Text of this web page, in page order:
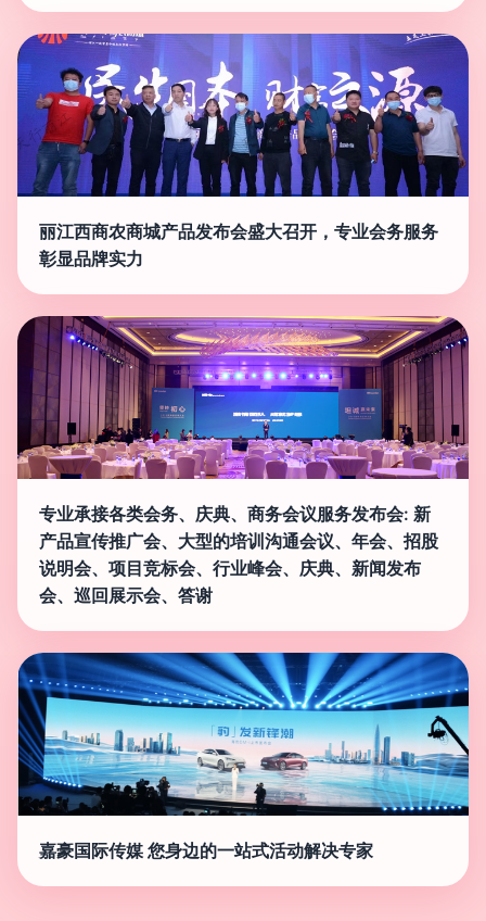
丽江西商农商城产品发布会盛大召开，专业会务服务
彰显品牌实力
专业承接各类会务、庆典、商务会议服务发布会: 新
产品宣传推广会、大型的培训沟通会议、年会、招股
说明会、项目竞标会、行业峰会、庆典、新闻发布
会、巡回展示会、答谢
嘉豪国际传媒 您身边的一站式活动解决专家